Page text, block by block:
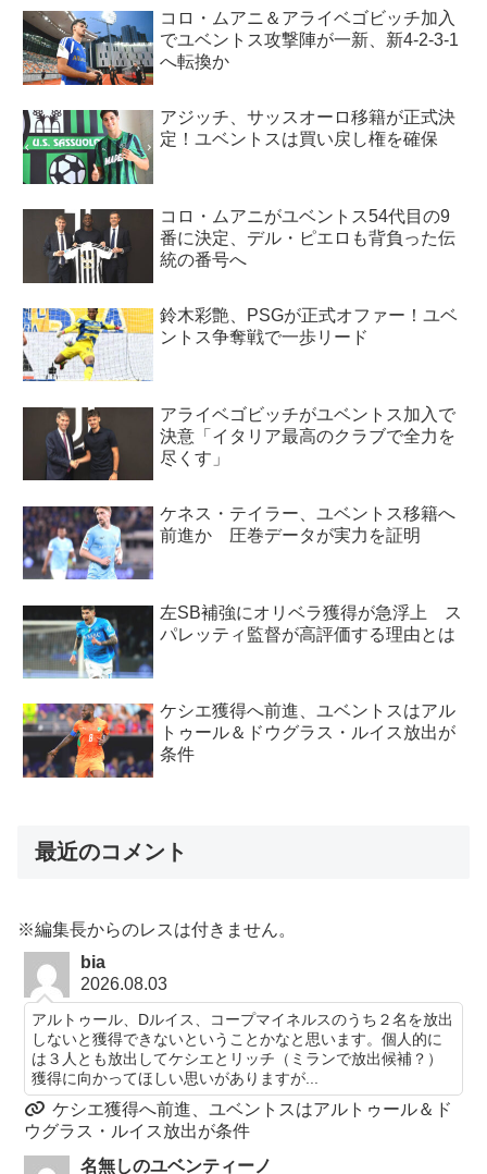
コロ・ムアニ＆アライベゴビッチ加入
でユベントス攻撃陣が一新、新4-2-3-1
へ転換か
アジッチ、サッスオーロ移籍が正式決
定！ユベントスは買い戻し権を確保
コロ・ムアニがユベントス54代目の9
番に決定、デル・ピエロも背負った伝
統の番号へ
鈴木彩艶、PSGが正式オファー！ユベ
ントス争奪戦で一歩リード
アライベゴビッチがユベントス加入で
決意「イタリア最高のクラブで全力を
尽くす」
ケネス・テイラー、ユベントス移籍へ
前進か 圧巻データが実力を証明
左SB補強にオリベラ獲得が急浮上 ス
パレッティ監督が高評価する理由とは
ケシエ獲得へ前進、ユベントスはアル
トゥール＆ドウグラス・ルイス放出が
条件
最近のコメント
※編集長からのレスは付きません。
bia
2026.08.03
アルトゥール、Dルイス、コープマイネルスのうち２名を放出
しないと獲得できないということかなと思います。個人的に
は３人とも放出してケシエとリッチ（ミランで放出候補？）
獲得に向かってほしい思いがありますが...
ケシエ獲得へ前進、ユベントスはアルトゥール＆ド
ウグラス・ルイス放出が条件
名無しのユベンティーノ